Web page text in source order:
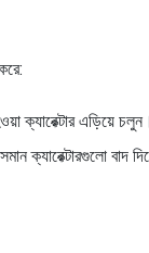
ক্যারেক্টার এড়িয়ে চলুন।
ক্যারেক্টারগুলো বাদ